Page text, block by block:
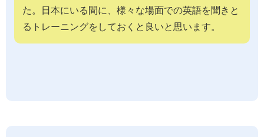
た。日本にいる間に、様々な場面での英語を聞きと
るトレーニングをしておくと良いと思います。